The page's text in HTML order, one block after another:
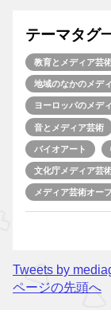
テーマタグ
教育とメディア芸
地域のなかのメデ
ヨーロッパのメデ
音とメディア芸術
バイオアート
文化庁メディア芸
メディア芸術オー
Tweets by
ページの先頭へ